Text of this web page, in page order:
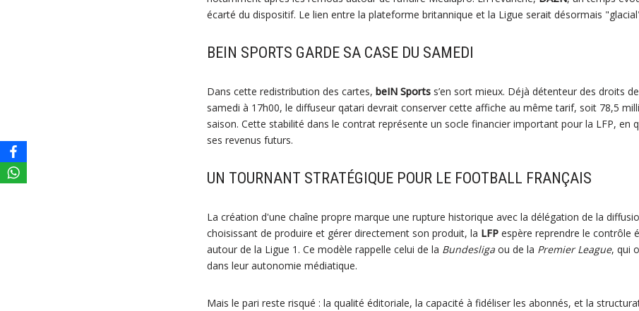
écarté du dispositif. Le lien entre la plateforme britannique et la Ligue serait désormais
BEIN SPORTS GARDE SA CASE DU SAMEDI
Dans cette redistribution des cartes, beIN Sportss’en sort mieux. Déjà détenteur des droits
samedi à 17h00, le diffuseur qatari devrait conserver cette affiche au même tarif, soit 78,5
saison. Cette stabilité dans le contrat représente un socle financier important pour la LFP, en
ses revenus futurs.
UN TOURNANT STRATÉGIQUE POUR LE FOOTBALL FRANÇAIS
La création d'une chaîne propre marque une rupture historique avec la délégation de la
choisissant de produire et gérer directement son produit, la LFPespère reprendre le contrôle
autour de la Ligue 1. Ce modèle rappelle celui de la Bundesligaou de la Premier League, qui
dans leur autonomie médiatique.
Mais le pari reste risqué : la qualité éditoriale, la capacité à fidéliser les abonnés, et la